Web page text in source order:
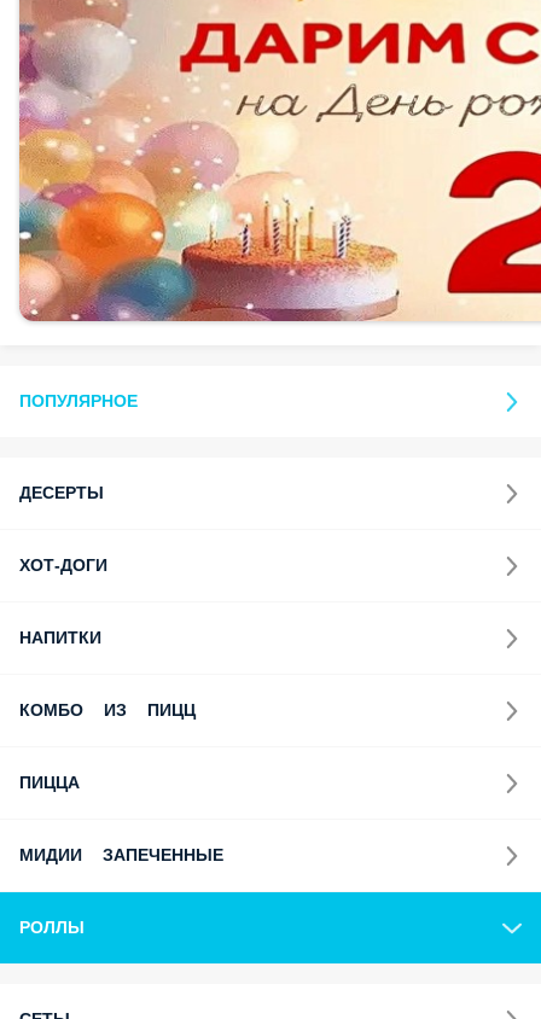
ПОПУЛЯРНОЕ
ДЕСЕРТЫ
ХОТ-ДОГИ
НАПИТКИ
КОМБО ИЗ ПИЦЦ
ПИЦЦА
МИДИИ ЗАПЕЧЕННЫЕ
РОЛЛЫ